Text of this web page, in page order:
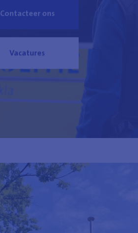
Contacteer ons
Vacatures